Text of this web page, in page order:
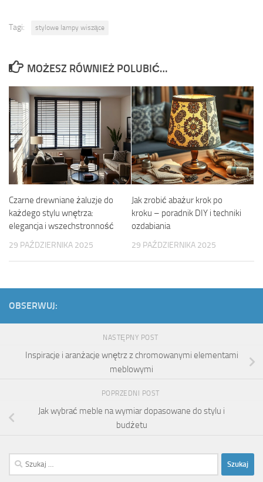
Tagi: stylowe lampy wiszące
MOŻESZ RÓWNIEŻ POLUBIĆ…
Czarne drewniane żaluzje do
każdego stylu wnętrza:
elegancja i wszechstronność
29 PAŹDZIERNIKA 2025
Jak zrobić abażur krok po
kroku – poradnik DIY i techniki
ozdabiania
29 PAŹDZIERNIKA 2025
OBSERWUJ:
NASTĘPNY POST
Inspiracje i aranżacje wnętrz z chromowanymi elementami
meblowymi
POPRZEDNI POST
Jak wybrać meble na wymiar dopasowane do stylu i
budżetu
Szukaj: